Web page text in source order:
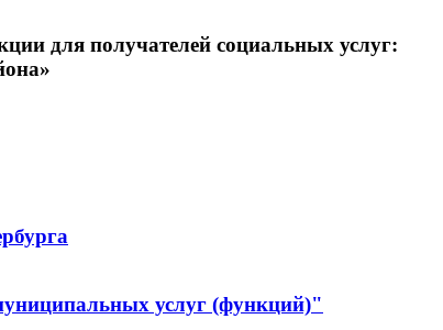
для получателей социальных услуг:
услуг (функций)"